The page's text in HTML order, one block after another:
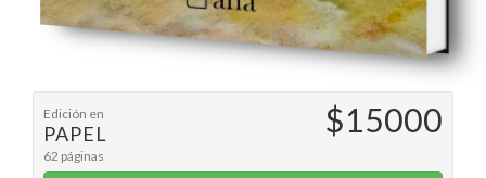
$15000
Edición en
PAPEL
62 páginas